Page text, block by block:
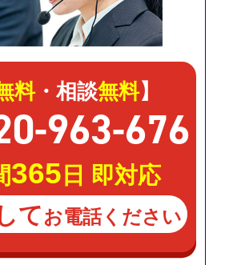
料・相談無料】
-963-676
365 日 即対応
てお電話ください